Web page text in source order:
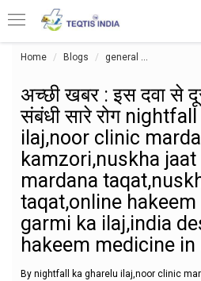
Home Blogs general
अच्छी खबर : इस दवा से
संबंधी सारे रोग
ilaj,noor clinic
kamzori,nuskha
mardana
taqat,online
garmi ka ilaj,india
hakeem medicine in
By nightfall ka gharelu ilaj,noor clinic